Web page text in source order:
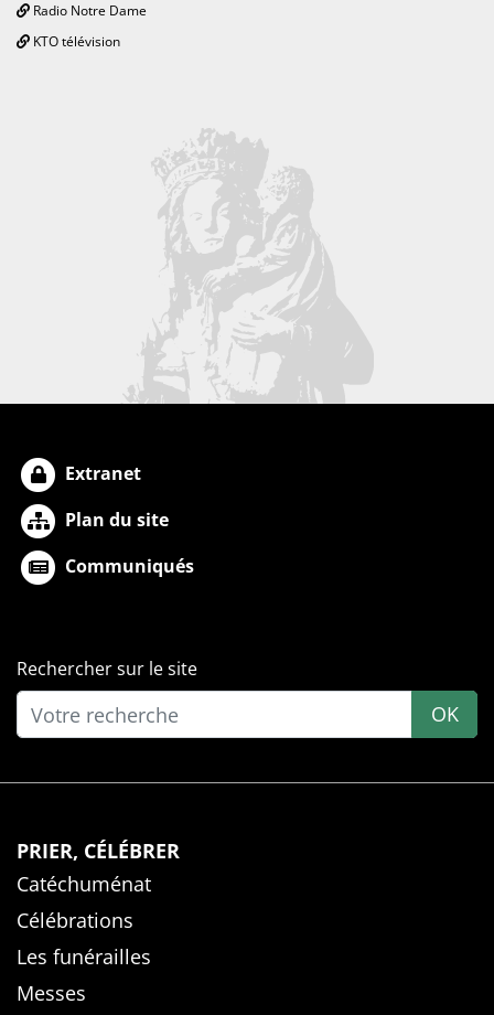
Radio Notre Dame
KTO télévision
Extranet
Plan du site
Communiqués
Rechercher sur le site
OK
PRIER, CÉLÉBRER
Catéchuménat
Célébrations
Les funérailles
Messes